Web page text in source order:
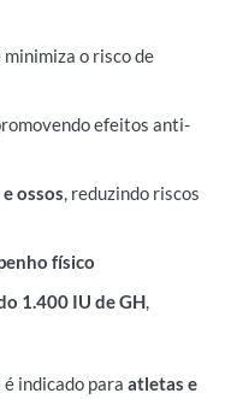
o risco de
efeitos anti-
ossos, reduzindo riscos
físico
1.400 IU de GH,
é indicado para atletas e